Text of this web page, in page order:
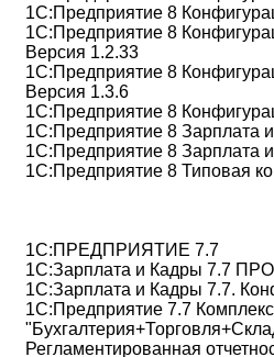
1С:Предприятие 8
1С:Предприятие 8
Версия 1.2.33
1С:Предприятие 8
Версия 1.3.6
1С:Предприятие 8
1С:Предприятие 8 Зарплата
1С:Предприятие 8 Зарплата
1С:Предприятие 8 Типовая
1С:ПРЕДПРИЯТИЕ 7.7
1С:Зарплата и Кадры 7.7
1С:Зарплата и Кадры 7.7.
1С:Предприятие 7.7
Регламентированная